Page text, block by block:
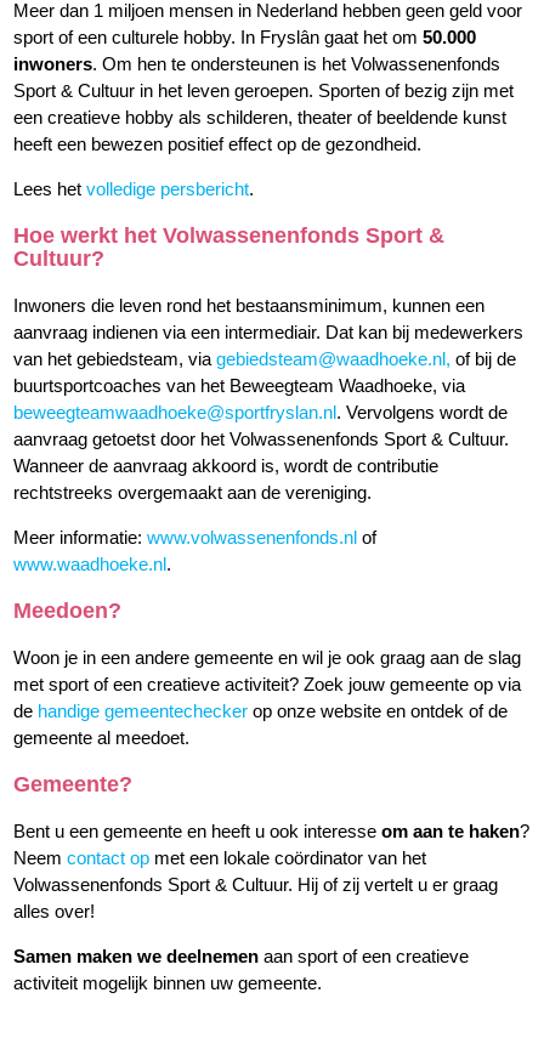
Meer dan 1 miljoen mensen in Nederland hebben geen geld voor
sport of een culturele hobby. In Fryslân gaat het om50.000
inwoners. Om hen te ondersteunen is het Volwassenenfonds
Sport & Cultuur in het leven geroepen. Sporten of bezig zijn met
een creatieve hobby als schilderen, theater of beeldende kunst
heeft een bewezen positief effect op de gezondheid.
Lees hetvolledige persbericht.
Hoe werkt het Volwassenenfonds Sport &
Cultuur?
Inwoners die leven rond het bestaansminimum, kunnen een
aanvraag indienen via een intermediair. Dat kan bij medewerkers
van het gebiedsteam, viagebiedsteam@waadhoeke.nl, of bij de
buurtsportcoaches van het Beweegteam Waadhoeke, via
beweegteamwaadhoeke@sportfryslan.nl . Vervolgens wordt de
aanvraag getoetst door het Volwassenenfonds Sport & Cultuur.
Wanneer de aanvraag akkoord is, wordt de contributie
rechtstreeks overgemaakt aan de vereniging.
Meer informatie:www.volwassenenfonds.nl of
www.waadhoeke.nl .
Meedoen?
Woon je in een andere gemeente en wil je ook graag aan de slag
met sport of een creatieve activiteit? Zoek jouw gemeente op via
de handige gemeentechecker op onze website en ontdek of de
gemeente al meedoet.
Gemeente?
Bent u een gemeente en heeft u ook interesseom aan te haken?
Neemcontact op met een lokale coördinator van het
Volwassenenfonds Sport & Cultuur. Hij of zij vertelt u er graag
alles over!
Samen maken we deelnemen aan sport of een creatieve
activiteit mogelijk binnen uw gemeente.